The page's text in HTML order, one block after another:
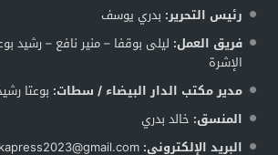
رئيس التحرير: بدري يوسف
فريق العمل: ليلى بوقفا – منير نافع – رشيد
الإشرة
مدير مكتب الدار البيضاء / سطات: بوعتا
المنسق: خالد بدري
البريد الإلكتروني: kapress2023@gmail.com